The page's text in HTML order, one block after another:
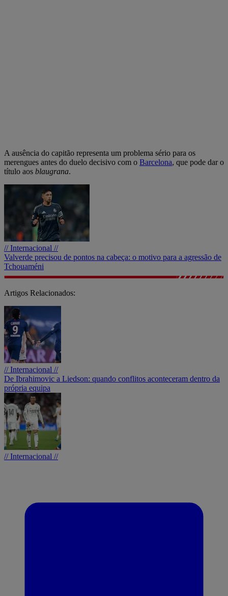
A ausência do capitão representa um problema sério para os
merengues antes do duelo decisivo com o Barcelona, que pode dar o
título aos blaugrana.
// Internacional //
Valverde precisou de pontos na cabeça: o motivo para a agressão de
Tchouaméni
Artigos Relacionados:
// Internacional //
De Ibrahimovic a Liedson: quando conflitos aconteceram dentro da
própria equipa
// Internacional //